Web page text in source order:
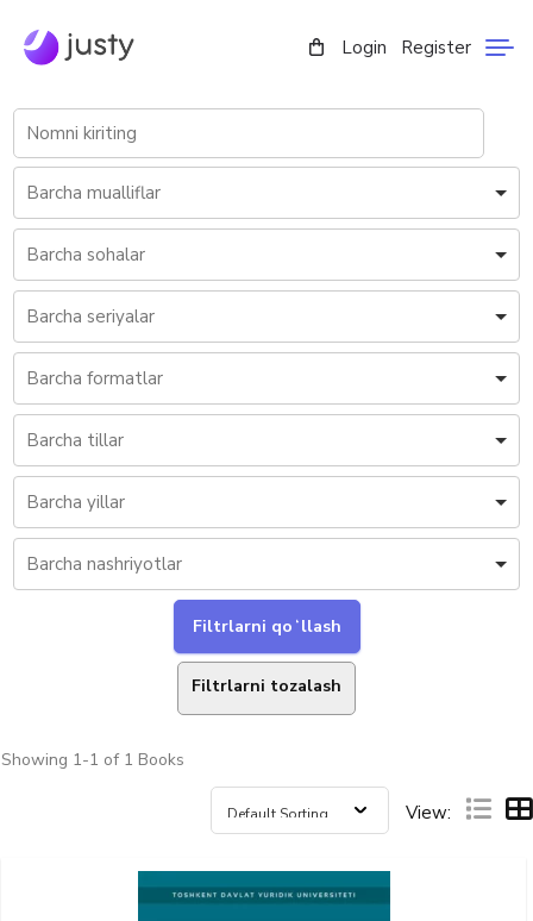
Login Register
Filtrlarni tozalash
Showing 1-1 of 1 Books
View: